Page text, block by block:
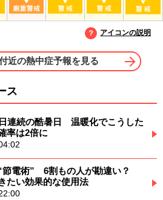
アイコンの説明
近の熱中症予報を見る
ス
連続の酷暑日 温暖化でこうした
率は2倍に
節電術” 6割もの人が勘違い？
たい効果的な使用法